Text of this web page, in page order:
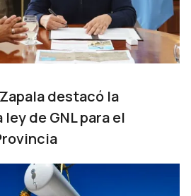
destacó la
de GNL para el